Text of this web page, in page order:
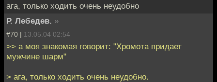
ага, только ходить очень неудобно
Р. Лебедев. »
#70 | 13.05.04 02:54
>> а моя знакомая говорит: "Хромота придает
мужчине шарм"
> ага, только ходить очень неудобно.